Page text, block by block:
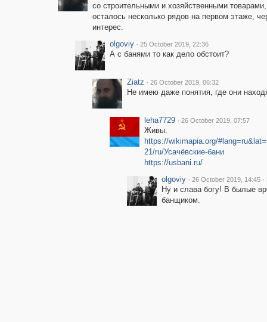
со строительными и хозяйственными
осталось несколько рядов на первом этаже,
интерес.
olgoviy · 25 October 2019, 22:36
А с банями то как дело обстоит?
Ziatz · 26 October 2019, 06:32
Не имею даже понятия, где они
leha7729 · 26 October 2019, 07:57
Живы.
https://wikimapia.org/
21/ru/Усачёвские-бани
https://usbani.ru/
olgoviy · 26 October 2019, 14:45 ·
Ну и слава богу! В былые
банщиком.